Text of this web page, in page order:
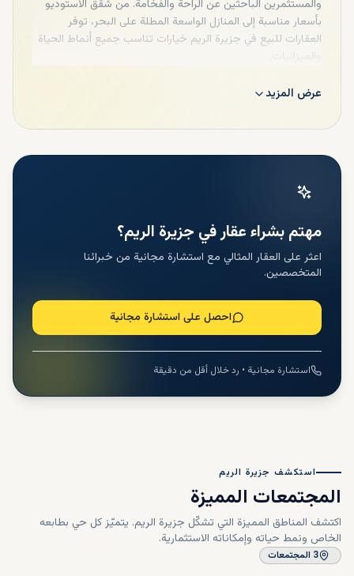
والمستثمرين الباحثين عن الراحة والفخامة. من شقق الاستوديو
بأسعار مناسبة إلى المنازل الواسعة المطلة على البحر، توفر
العقارات للبيع في جزيرة الريم خيارات تناسب جميع أنماط الحياة
والميزانيات.
عرض المزيد
مهتم بشراء عقار في جزيرة الريم؟
اعثر على العقار المثالي مع استشارة مجانية من خبرائنا
المتخصصين.
احصل على استشارة مجانية
استشارة مجانية • رد خلال أقل من دقيقة
استكشف جزيرة الريم
المجتمعات المميزة
اكتشف المناطق المميزة التي تشكّل جزيرة الريم. يتميّز كل حي بطابعه
الخاص ونمط حياته وإمكاناته الاستثمارية.
3 المجتمعاتتموح
فيجزيرة الريم
نجمة أبوظبي